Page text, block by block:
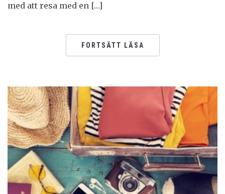
med att resa med en […]
FORTSÄTT LÄSA